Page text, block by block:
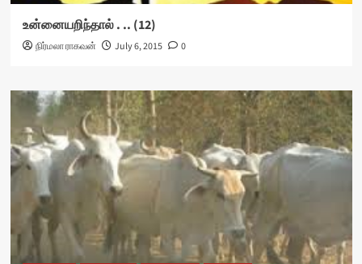
உன்னையறிந்தால் . .. (12)
நிர்மலா ராகவன் July 6, 2015 0